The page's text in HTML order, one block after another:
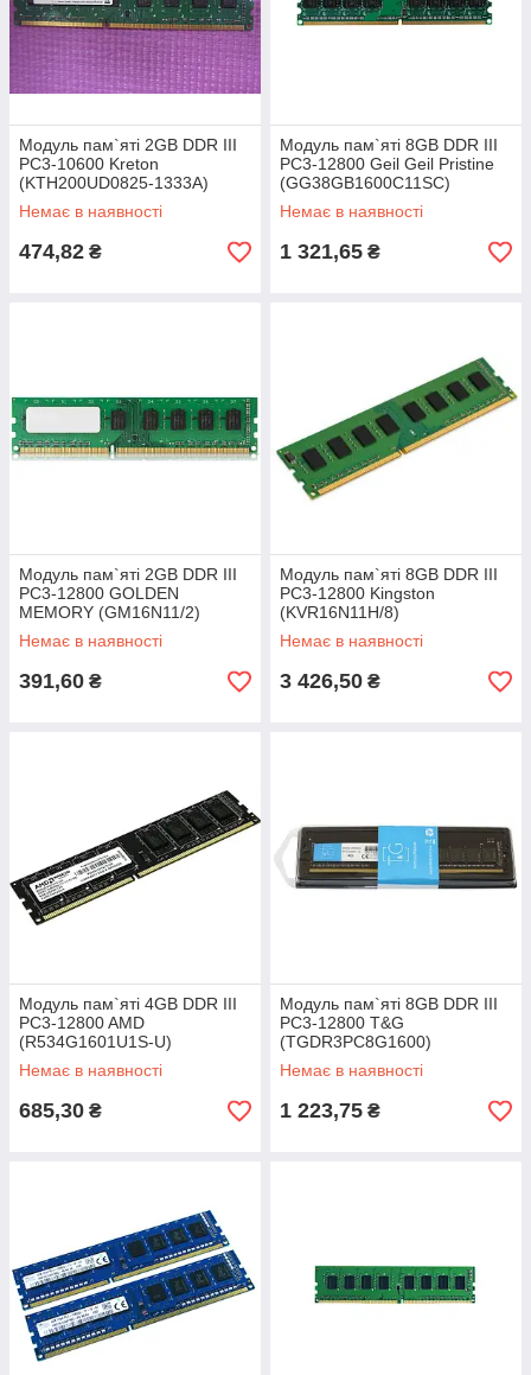
Модуль пам`яті 2GB DDR III
PC3-10600 Kreton
(KTH200UD0825-1333A)
Немає в наявності
474,82 ₴
Модуль пам`яті 8GB DDR III
PC3-12800 Geil Geil Pristine
(GG38GB1600C11SC)
Немає в наявності
1 321,65 ₴
Модуль пам`яті 2GB DDR III
PC3-12800 GOLDEN
MEMORY (GM16N11/2)
Немає в наявності
391,60 ₴
Модуль пам`яті 8GB DDR III
PC3-12800 Kingston
(KVR16N11H/8)
Немає в наявності
3 426,50 ₴
Модуль пам`яті 4GB DDR III
PC3-12800 AMD
(R534G1601U1S-U)
Немає в наявності
685,30 ₴
Модуль пам`яті 8GB DDR III
PC3-12800 T&G
(TGDR3PC8G1600)
Немає в наявності
1 223,75 ₴